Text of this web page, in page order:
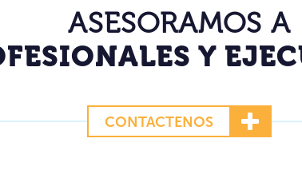
ASESORAMOS A
Y
CONTACTENOS